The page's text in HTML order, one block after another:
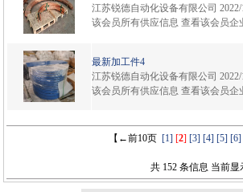
江苏锐德自动化设备有限公司
该会员所有供应信息 查看该会员企
最新加工件4
江苏锐德自动化设备有限公司
该会员所有供应信息 查看该会员企
【←前10页 [1] [2] [3] [4] [5] [6]
共 152 条信息 当前显